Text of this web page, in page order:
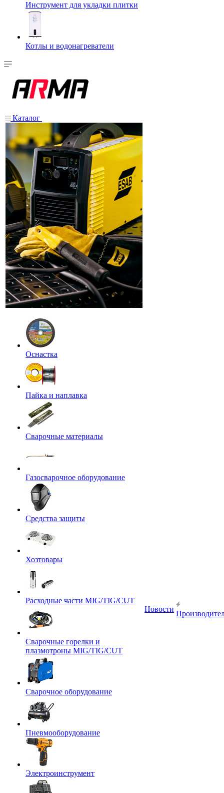
Инструмент для укладки плитки
Котлы и водонагреватели
Каталог
Оснастка
Пайка и наплавка
Сварочные материалы
Газосварочное оборудование
Средства защиты
Хозтовары
Расходные части MIG/TIG/CUT
Сварочные горелки и
плазмотроны MIG/TIG/CUT
Сварочное оборудование
Пневмооборудование
Электроинструмент
Новости